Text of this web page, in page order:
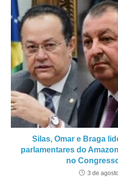
Silas, Omar e Braga
parlamentares do
no
3 de